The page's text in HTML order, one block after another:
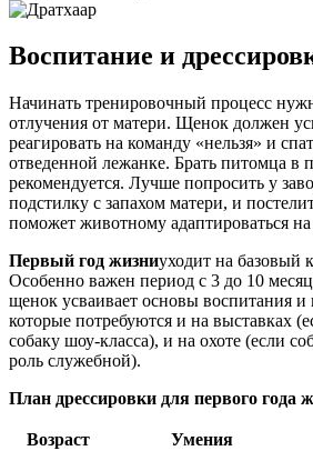
Воспитание и
Начинать тренировочный процесс
отлучения от матери. Щенок должен
реагировать на команду «нельзя» и
отведенной лежанке. Брать питомца в
рекомендуется. Лучше попросить у
подстилку с запахом матери, и
поможет животному адаптироваться
Первый год жизниуходит на базовый
Особенно важен период с 3 до 10
щенок усваивает основы воспитания и
которые потребуются и на выставках
собаку шоу-класса), и на охоте (если
роль служебной).
План дрессировки для первого года
Возраст Умения